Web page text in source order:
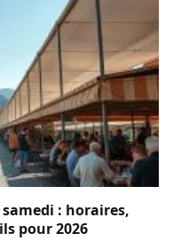
samedi : horaires,
pour 2026